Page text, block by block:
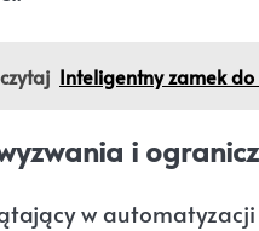
Inteligentny zamek do
i
w